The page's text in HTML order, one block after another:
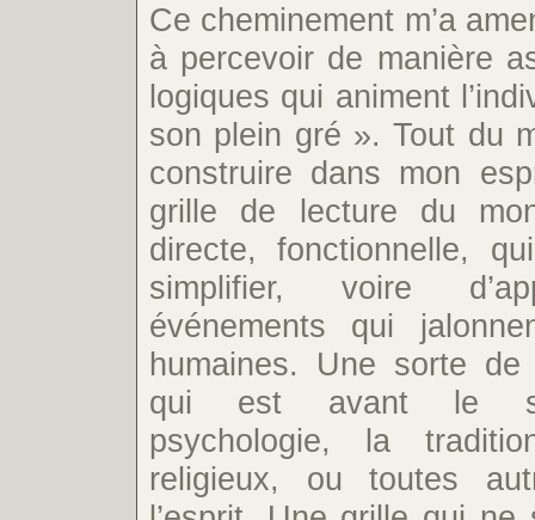
Ce cheminement m’a
à percevoir de manière
logiques qui animent
son plein gré ». Tout du
construire dans mon
grille de lecture du
directe, fonctionnelle,
simplifier, voire
événements qui
humaines. Une sorte
qui est avant le
psychologie, la
religieux, ou toutes